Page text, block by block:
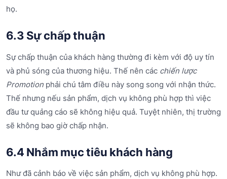
họ.
6.3 Sự chấp thuận
Sự chấp thuận của khách hàng thường đi kèm với độ uy tín
và phủ sóng của thương hiệu. Thế nên các chiến lược
Promotion phải chú tâm điều này song song với nhận thức.
Thế nhưng nếu sản phẩm, dịch vụ không phù hợp thì việc
đầu tư quảng cáo sẽ không hiệu quả. Tuyệt nhiên, thị trường
sẽ không bao giờ chấp nhận.
6.4 Nhắm mục tiêu khách hàng
Như đã cảnh báo về việc sản phẩm, dịch vụ không phù hợp.